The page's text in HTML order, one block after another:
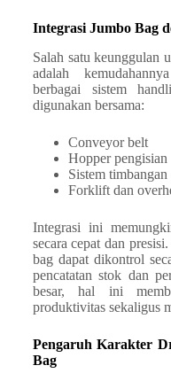
Integrasi Jumbo Bag
Salah satu keunggulan
adalah
berbagai sistem
digunakan bersama:
Conveyor belt
Hopper pengisian
Sistem
Forklift dan
Integrasi ini
secara cepat dan
bag dapat dikontrol
pencatatan stok dan
besar, hal ini
produktivitas sekaligus
Pengaruh Karakter
Bag